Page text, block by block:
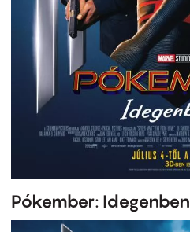
Pókember: Idegenben